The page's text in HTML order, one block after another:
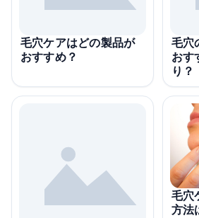
毛穴ケアはどの製品が
おすすめ？
毛穴
おす
り？
毛穴
方法